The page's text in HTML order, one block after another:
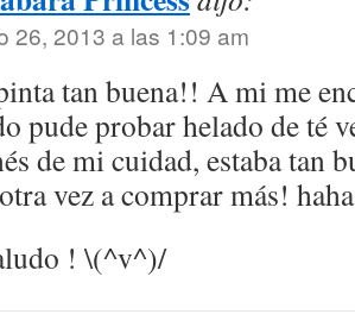
26, 2013 a las 1:09 am
tan buena!! A mi me
pude probar helado de té
de mi cuidad, estaba tan
vez a comprar más!
! \(^v^)/